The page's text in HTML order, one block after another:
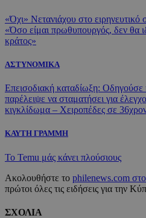
«Όχι» Νετανιάχου στο
«Όσο είμαι πρωθυπουργός, δεν θα
κράτος»
ΑΣΤΥΝΟΜΙΚΑ
Επεισοδιακή καταδίωξη: Οδηγούσε
παρέλειψε να σταματήσει για
κιγκλίδωμα – Χειροπέδες σε
ΚΑΥΤΗ ΓΡΑΜΜΗ
Το Temu μάς κάνει πλούσιους
Ακολουθήστε το philenews.com
πρώτοι όλες τις ειδήσεις για την
ΣΧΟΛΙΑ